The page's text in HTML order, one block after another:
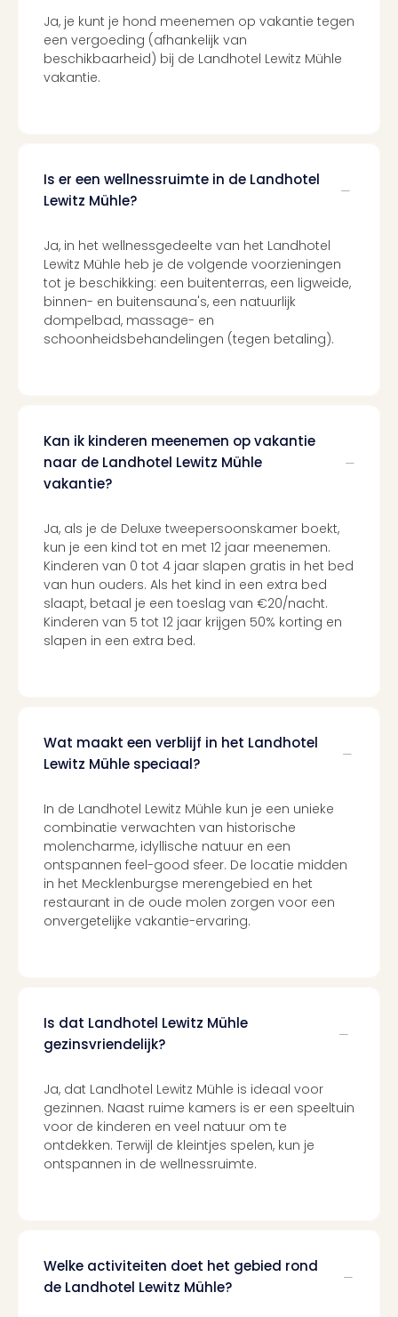
Ja, je kunt je hond meenemen op vakantie tegen
een vergoeding (afhankelijk van
beschikbaarheid) bij de Landhotel Lewitz Mühle
vakantie.
Is er een wellnessruimte in de Landhotel
Lewitz Mühle?
Ja, in het wellnessgedeelte van het Landhotel
Lewitz Mühle heb je de volgende voorzieningen
tot je beschikking: een buitenterras, een ligweide,
binnen- en buitensauna's, een natuurlijk
dompelbad, massage- en
schoonheidsbehandelingen (tegen betaling).
Kan ik kinderen meenemen op vakantie
naar de Landhotel Lewitz Mühle
vakantie?
Ja, als je de Deluxe tweepersoonskamer boekt,
kun je een kind tot en met 12 jaar meenemen.
Kinderen van 0 tot 4 jaar slapen gratis in het bed
van hun ouders. Als het kind in een extra bed
slaapt, betaal je een toeslag van €20/nacht.
Kinderen van 5 tot 12 jaar krijgen 50% korting en
slapen in een extra bed.
Wat maakt een verblijf in het Landhotel
Lewitz Mühle speciaal?
In de Landhotel Lewitz Mühle kun je een unieke
combinatie verwachten van historische
molencharme, idyllische natuur en een
ontspannen feel-good sfeer. De locatie midden
in het Mecklenburgse merengebied en het
restaurant in de oude molen zorgen voor een
onvergetelijke vakantie-ervaring.
Is dat Landhotel Lewitz Mühle
gezinsvriendelijk?
Ja, dat Landhotel Lewitz Mühle is ideaal voor
gezinnen. Naast ruime kamers is er een speeltuin
voor de kinderen en veel natuur om te
ontdekken. Terwijl de kleintjes spelen, kun je
ontspannen in de wellnessruimte.
Welke activiteiten doet het gebied rond
de Landhotel Lewitz Mühle?